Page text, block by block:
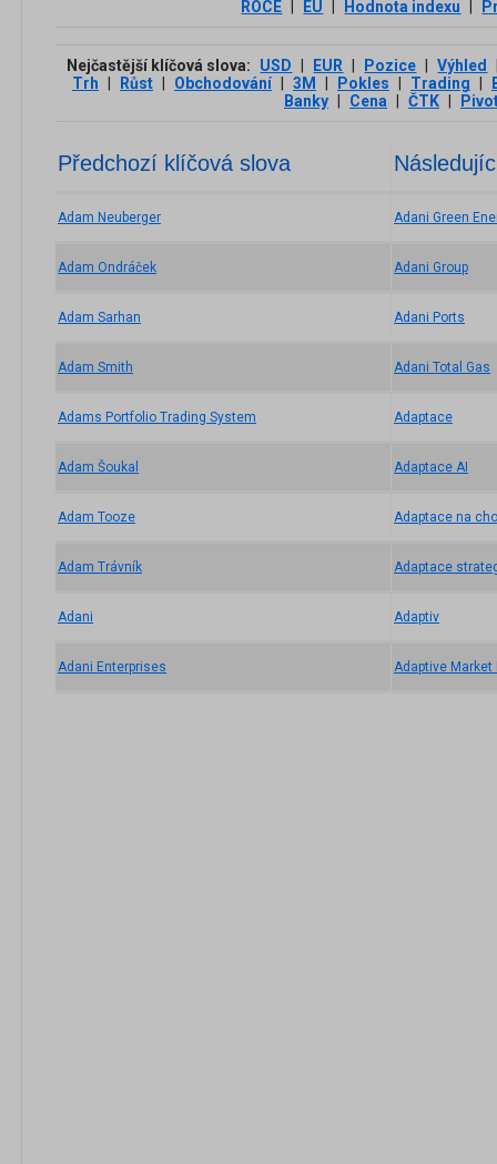
ROCE
EU Hodnota indexu
Nejčastější klíčová slova: USD EUR Pozice Výhled
Trh
Růst Obchodování 3М Pokles Trading
Banky
Cena ČTK
Předchozí klíčová slova
Adam Neuberger
Adam Ondráček
Adam Sarhan
Adam Smith
Adams Portfolio Trading System
Adam Šoukal
Adam Tooze
Adam Trávník
Adani
Adani Enterprises
Adani Green
Adani Group
Adani Ports
Adani Total Gas
Adaptace
Adaptace AI
Adaptace na
Adaptace
Adaptiv
Adaptive Market